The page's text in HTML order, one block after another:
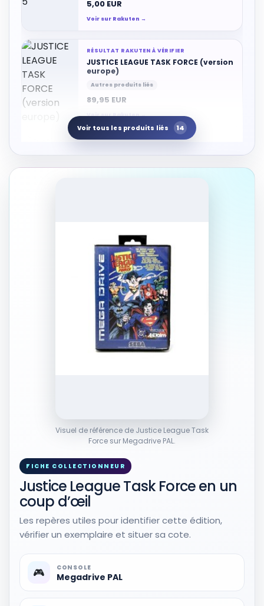
5,00 EUR
Voir sur Rakuten →
RÉSULTAT RAKUTEN À VÉRIFIER
JUSTICE LEAGUE TASK FORCE (version
europe)
Autres produits liés
89,95 EUR
Voir sur Rakuten →
Justice League: Task Force Super
Nintendo
RÉSULTAT RAKUTEN À VÉRIFIER
Justice League Task Force 14 Mark
Waid
Autres produits liés
Voir sur Rakuten →
RÉSULTAT RAKUTEN À VÉRIFIER
Justice League Task Force 34
Christopher Priest
VO ANGLAIS ) SEP 1993
Autres produits liés
Voir sur Rakuten →
RÉSULTAT RAKUTEN À VÉRIFIER
JUSTICE LEAGUE TASK FORCE N° 2 (
VO ANGLAIS ) JUL 1993
RÉSULTAT RAKUTEN À VÉRIFIER
JUSTICE LEAGUE TASK FORCE N° 1 ( VO
ANGLAIS ) JUN 1993
Voir tous les produits liés 14
Visuel de référence de Justice League Task
Force sur Megadrive PAL.
FICHE COLLECTIONNEUR
Justice League Task Force en un
coup d’œil
Les repères utiles pour identifier cette édition,
vérifier un exemplaire et situer sa cote.
🎮 CONSOLE
Megadrive PAL